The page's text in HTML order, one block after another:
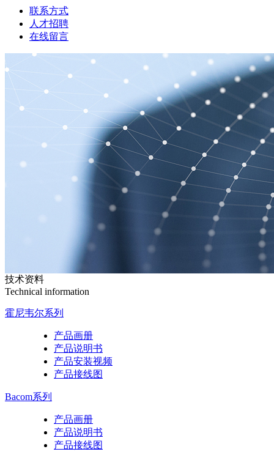
联系方式
人才招聘
在线留言
技术资料
Technical information
霍尼韦尔系列
产品画册
产品说明书
产品安装视频
产品接线图
Bacom系列
产品画册
产品说明书
产品接线图